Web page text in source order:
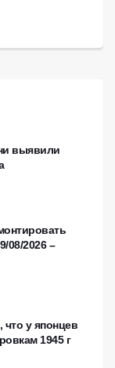
выявили
08/2026 –
что у японцев
1945 г